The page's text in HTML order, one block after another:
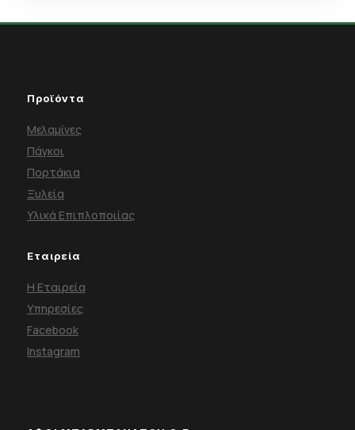
Προϊόντα
Μελαμίνες
Πάγκοι
Πορτάκια
Ξυλεία
Υλικά Επιπλοποιίας
Εταιρεία
Η Εταιρεία
Υπηρεσίες
Facebook
Instagram